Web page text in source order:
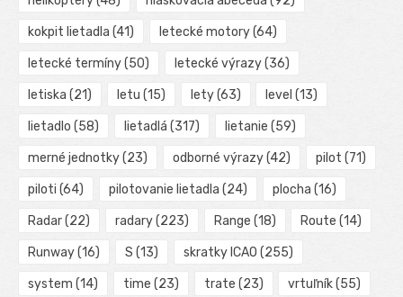
kokpit lietadla (41) letecké motory(64)
letecké termíny(50) letecké výrazy(36)
letiska (21) letu (15) lety(63) level (13)
lietadlo (58) lietadlá (317) lietanie (59)
merné jednotky(23) odborné výrazy(42) pilot (71)
piloti (64) pilotovanie lietadla (24) plocha (16)
Radar(22) radary(223) Range (18) Route (14)
Runway(16) S (13) skratky ICAO (255)
system (14) time (23) trate (23) vrtuľník(55)